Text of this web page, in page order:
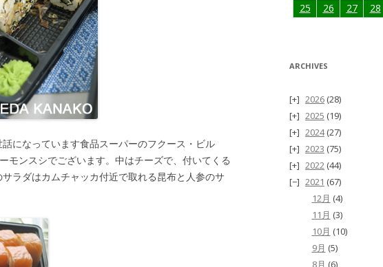
になっています食品スーパーのフクース・ビル
モンスシでございます。中はチーズで、付いてくる
ラダはカムチャッカ付近で取れる昆布と人参のサ
25
26 27 28
ARCHIVES
2026 (28)
2025 (19)
2024(27)
2023 (75)
2022 (44)
2021 (67)
12月 (4)
11月 (3)
10月 (10)
9月 (5)
8月 (6)